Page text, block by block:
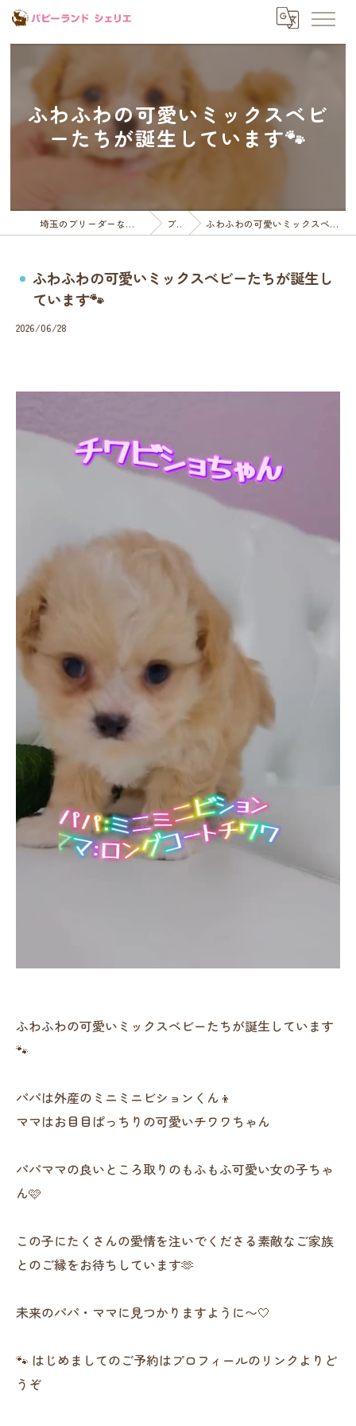
ふわふわの可愛いミックスベビ
ーたちが誕生しています🐾
埼玉のブリーダーならパピーランドシェリエ ブログ ふわふわの可愛いミックスベビーたちが誕生しています🐾
ふわふわの可愛いミックスベビーたちが誕生し
ています🐾
2026/06/28
ふわふわの可愛いミックスベビーたちが誕生しています
🐾
パパは外産のミニミニビションくん👦
ママはお目目ぱっちりの可愛いチワワちゃん
パパママの良いところ取りのもふもふ可愛い女の子ちゃ
ん🩷
この子にたくさんの愛情を注いでくださる素敵なご家族
とのご縁をお待ちしています🫶
未来のパパ・ママに見つかりますように〜🤍
🐾 はじめましてのご予約はプロフィールのリンクよりど
うぞ